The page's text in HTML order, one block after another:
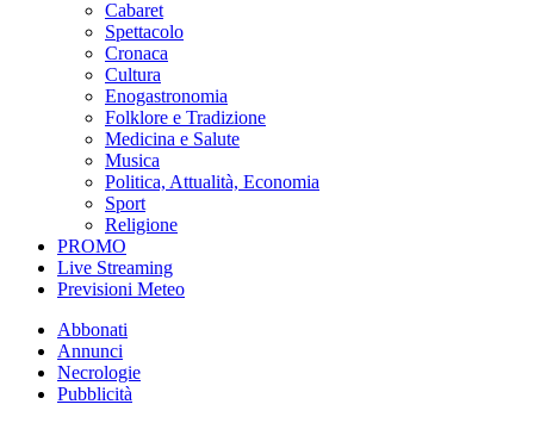
Cabaret
Spettacolo
Cronaca
Cultura
Enogastronomia
Folklore e Tradizione
Medicina e Salute
Musica
Politica, Attualità, Economia
Sport
Religione
PROMO
Live Streaming
Previsioni Meteo
Abbonati
Annunci
Necrologie
Pubblicità